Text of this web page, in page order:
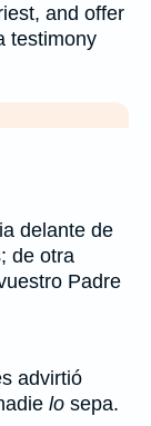
and offer
testimony
delante de
de otra
Padre
advirtió
lo sepa.